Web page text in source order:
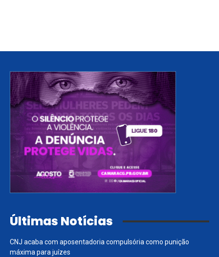
Últimas Notícias
CNJ acaba com aposentadoria compulsória como punição
máxima para juízes